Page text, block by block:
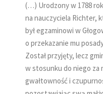
(…) Urodzony w 1788
na nauczyciela Richter,
był egzaminowi w
o przekazanie mu
Został przyjęty, lecz
w stosunku do niego za
gwałtowność i